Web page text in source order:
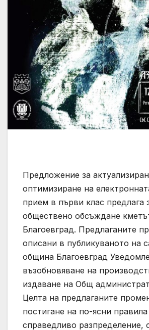
Предложение за
оптимизиране на
прием в първи клас предлага
обществено обсъждане
Благоевград. Предлаганите
описани в публикуваното на
община Благоевград
възобновяване на
издаване на Общ
Целта на предлаганите
постигане на по-ясни
справедливо разпределение,